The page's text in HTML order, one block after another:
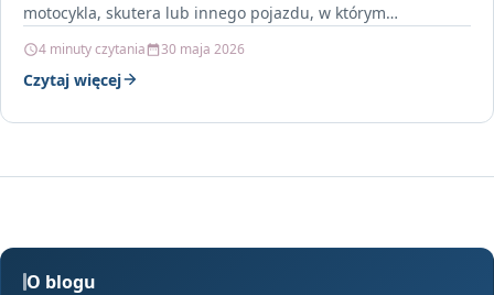
motocykla, skutera lub innego pojazdu, w którym…
4 minuty czytania 30 maja 2026
Czytaj więcej
O blogu